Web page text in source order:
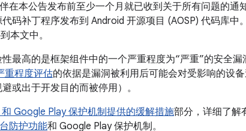
在本公告发布前至少一个月就已收到关于所有问题的通
码补丁程序发布到 Android 开源项目 (AOSP) 代码库中
本文中。
最高的是框架组件中的一个严重程度为“严重”的安全
重程度评估的依据是漏洞被利用后可能会对受影响的设
或出于开发目的而被停用）。
Google Play 保护机制提供的缓解措施部分，详细了解
防护功能和 Google Play 保护机制。